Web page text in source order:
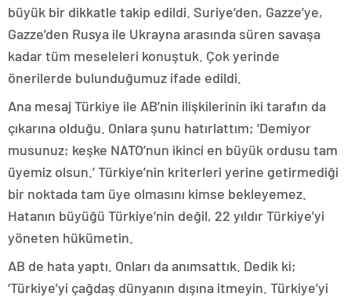
büyük bir dikkatle takip edildi. Suriye’den, Gazze’ye,
Gazze’den Rusya ile Ukrayna arasında süren savaşa
kadar tüm meseleleri konuştuk. Çok yerinde
önerilerde bulunduğumuz ifade edildi.
Ana mesaj Türkiye ile AB’nin ilişkilerinin iki tarafın da
çıkarına olduğu. Onlara şunu hatırlattım; ‘Demiyor
musunuz; keşke NATO’nun ikinci en büyük ordusu tam
üyemiz olsun.’ Türkiye’nin kriterleri yerine getirmediği
bir noktada tam üye olmasını kimse bekleyemez.
Hatanın büyüğü Türkiye’nin değil, 22 yıldır Türkiye’yi
yöneten hükümetin.
AB de hata yaptı. Onları da anımsattık. Dedik ki;
‘Türkiye’yi çağdaş dünyanın dışına itmeyin. Türkiye’yi